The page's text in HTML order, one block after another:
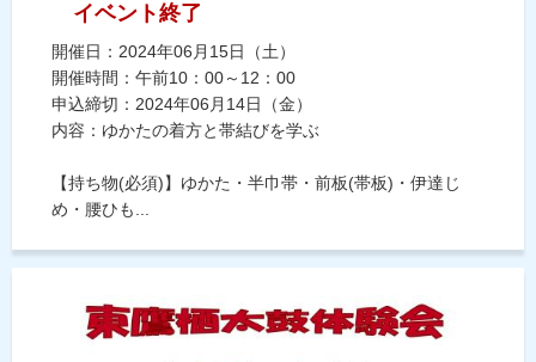
イベント終了
開催日：2024年06月15日（土）
開催時間：午前10：00～12：00
申込締切：2024年06月14日（金）
内容：ゆかたの着方と帯結びを学ぶ
【持ち物(必須)】ゆかた・半巾帯・前板(帯板)・伊達じ
め・腰ひも...